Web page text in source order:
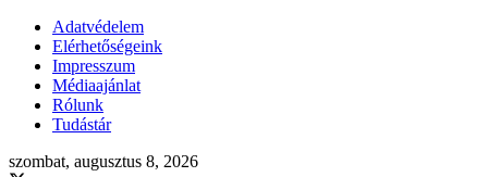
Adatvédelem
Elérhetőségeink
Impresszum
Médiaajánlat
Rólunk
Tudástár
szombat, augusztus 8, 2026